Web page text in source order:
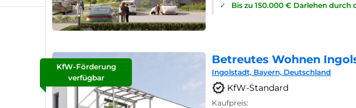
✓
Bis zu 150.000 € Darlehen
KfW-Förderung
verfügbar
Betreutes Wohnen
Ingolstadt, Bayern, Deutschland
KfW-Standard
Kaufpreis: